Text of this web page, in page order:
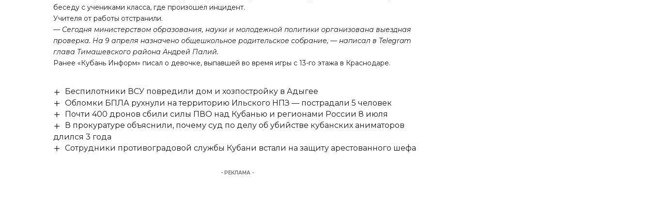
беседу с учениками класса, где произошел инцидент.
Учителя от работы отстранили.
— Сегодня министерством образования, науки и молодежной политики организована выездная
проверка. На 9 апреля назначено общешкольное родительское собрание, — написал в Telegram
глава Тимашевского района Андрей Палий.
Ранее «Кубань Информ» писал о девочке, выпавшей во время игры с 13-го этажа в Краснодаре.
Беспилотники ВСУ повредили дом и хозпостройку в Адыгее
Обломки БПЛА рухнули на территорию Ильского НПЗ — пострадали 5 человек
Почти 400 дронов сбили силы ПВО над Кубанью и регионами России 8 июля
В прокуратуре объяснили, почему суд по делу об убийстве кубанских аниматоров
длился 3 года
Сотрудники противоградовой службы Кубани встали на защиту арестованного шефа
- РЕКЛАМА -